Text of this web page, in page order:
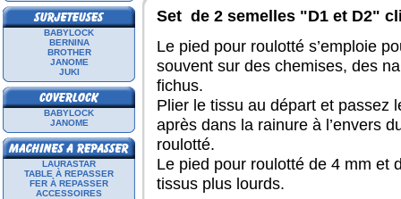
BABYLOCK
BERNINA
BROTHER
JANOME
JUKI
BABYLOCK
JANOME
LAURASTAR
TABLE À REPASSER
FER À REPASSER
ACCESSOIRES
Set de 2 semelles "D1 et D2"
Le pied pour roulotté s’emploie
souvent sur des chemises, des
fichus.
Plier le tissu au départ et passez
après dans la rainure à l’envers
roulotté.
Le pied pour roulotté de 4 mm et
tissus plus lourds.